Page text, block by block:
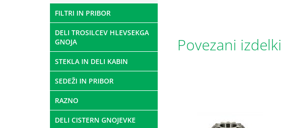
FILTRI IN PRIBOR
DELI TROSILCEV HLEVSEKGA
GNOJA
STEKLA IN DELI KABIN
SEDEŽI IN PRIBOR
RAZNO
DELI CISTERN GNOJEVKE
Povezani izdelki